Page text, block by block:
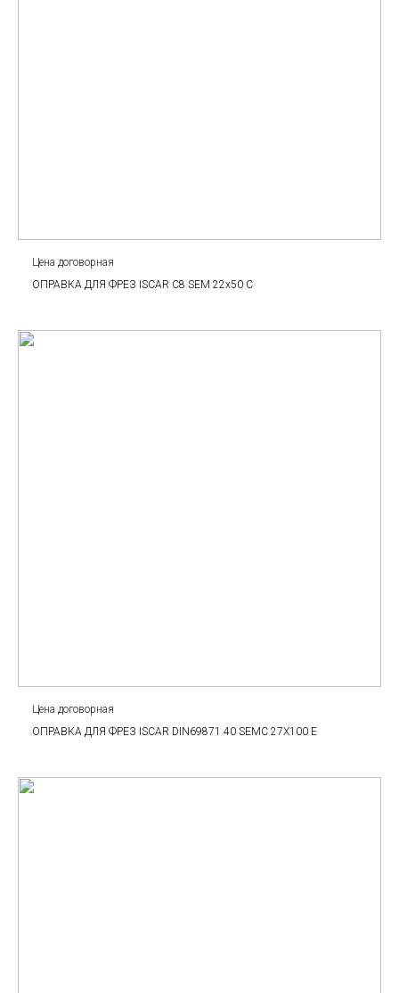
Цена договорная
ОПРАВКА ДЛЯ ФРЕЗ ISCAR С8 SEM 22x50 C
Цена договорная
ОПРАВКА ДЛЯ ФРЕЗ ISCAR DIN69871 40 SEMC 27X100 E